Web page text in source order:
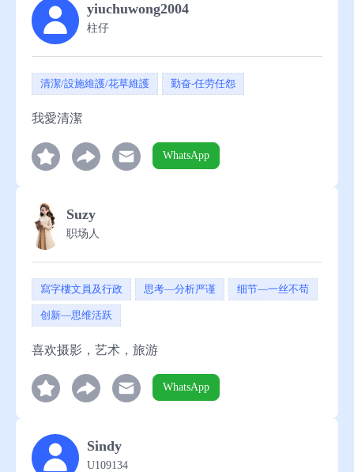
助
yiuchuwong2004
柱仔
清潔/設施維護/花草維護 勤奋-任劳任怨
我愛清潔
WhatsApp
Suzy
职场人
寫字樓文員及行政 思考—分析严谨 细节—一丝不苟
创新—思维活跃
喜欢摄影，艺术，旅游
WhatsApp
Sindy
U109134